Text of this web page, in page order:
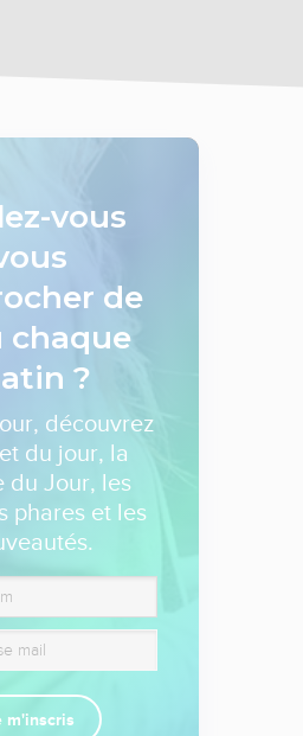
vous
de
chaque
?
découvrez
du jour, la
du Jour, les
phares et les
m'inscris